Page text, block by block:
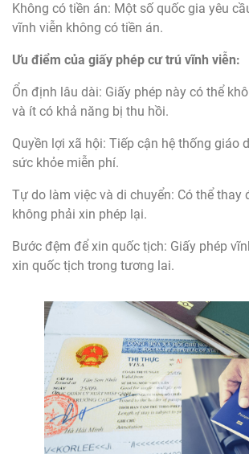
Không có tiền án: Một số quốc gia yêu
vĩnh viễn không có tiền án.
Ưu điểm của giấy phép cư trú vĩnh viễn:
Ổn định lâu dài: Giấy phép này có thể
và ít có khả năng bị thu hồi.
Quyền lợi xã hội: Tiếp cận hệ thống giáo
sức khỏe miễn phí.
Tự do làm việc và di chuyển: Có thể thay
không phải xin phép lại.
Bước đệm để xin quốc tịch: Giấy phép
xin quốc tịch trong tương lai.